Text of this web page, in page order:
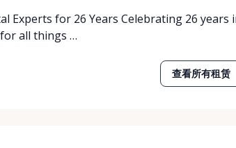
Experts for 26 Years Celebrating 26 years
all things …
查看所有租赁